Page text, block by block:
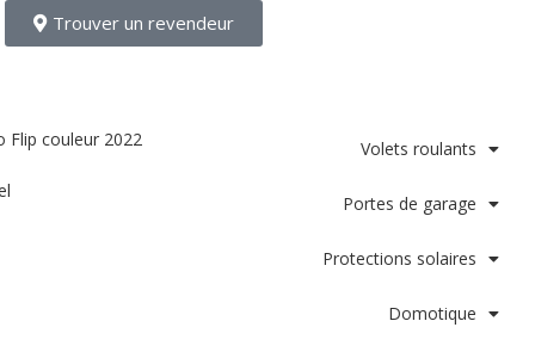
Trouver un revendeur
Volets roulants
Portes de garage
Protections solaires
Domotique